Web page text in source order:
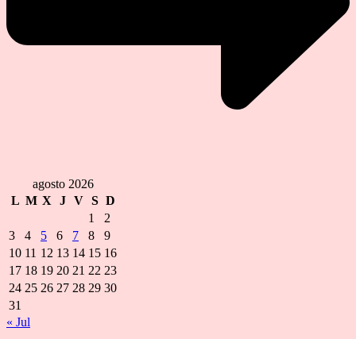
agosto 2026
L M X J V S D
1
2
3
4 5 6 7 8
9
10 11 12 13 14 15 16
17 18 19 20 21 22 23
24 25 26 27 28 29 30
31
« Jul